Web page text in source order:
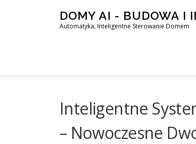
DOMY AI - BUDOWA I
Automatyka, Inteligentne Sterowanie Domem
Inteligentne
– Nowoczesne